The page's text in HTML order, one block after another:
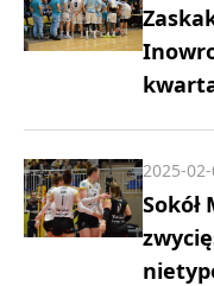
Sokół
2025-